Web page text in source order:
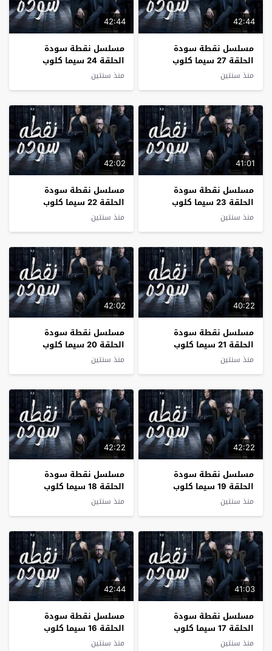
42:44
مسلسل نقطة سودة
الحلقة 27 سيما كلوب
منذ سنتين
42:44
مسلسل نقطة سودة
الحلقة 24 سيما كلوب
منذ سنتين
41:01
مسلسل نقطة سودة
الحلقة 23 سيما كلوب
منذ سنتين
42:02
مسلسل نقطة سودة
الحلقة 22 سيما كلوب
منذ سنتين
40:22
مسلسل نقطة سودة
الحلقة 21 سيما كلوب
منذ سنتين
42:02
مسلسل نقطة سودة
الحلقة 20 سيما كلوب
منذ سنتين
42:22
مسلسل نقطة سودة
الحلقة 19 سيما كلوب
منذ سنتين
42:22
مسلسل نقطة سودة
الحلقة 18 سيما كلوب
منذ سنتين
41:03
مسلسل نقطة سودة
الحلقة 17 سيما كلوب
منذ سنتين
42:44
مسلسل نقطة سودة
الحلقة 16 سيما كلوب
منذ سنتين